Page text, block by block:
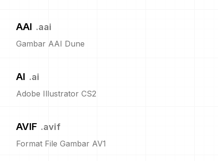
AAI .aai
Gambar AAI Dune
AI .ai
Adobe Illustrator CS2
AVIF .avif
Format File Gambar AV1